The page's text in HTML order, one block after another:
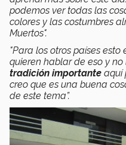
podemos ver todas las
colores y las costumbres
Muertos".
"Para los otros países esto
quieren hablar de eso y no
tradición importante aquí
creo que es una buena
de este tema”.